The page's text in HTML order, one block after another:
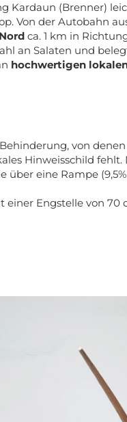
Kardaun (Brenner)
Von der Autobahn
ca. 1 km in
an Salaten und
hochwertigen
von
Hinweisschild
über eine Rampe
Engstelle von 70